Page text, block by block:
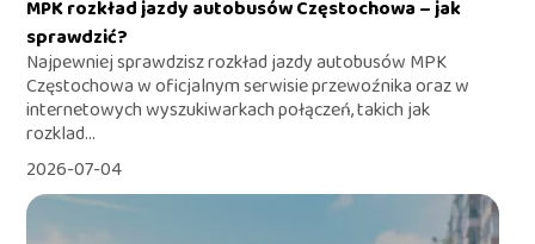
MPK rozkład jazdy autobusów Częstochowa – jak
sprawdzić?
Najpewniej sprawdzisz rozkład jazdy autobusów MPK
Częstochowa w oficjalnym serwisie przewoźnika oraz w
internetowych wyszukiwarkach połączeń, takich jak
rozklad...
2026-07-04